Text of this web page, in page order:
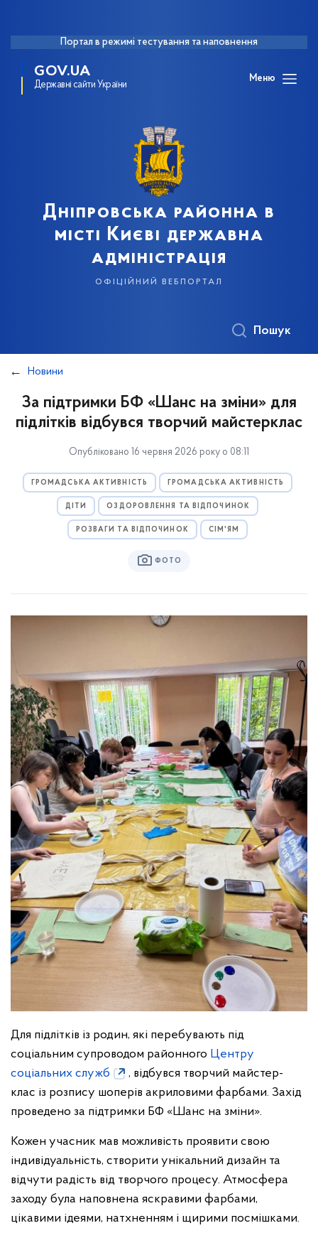
Портал в режимі тестування та наповнення
GOV.UA
Державні сайти України
Меню
Дніпровська районна в
місті Києві державна
адміністрація
офіційний вебпортал
Пошук
Новини
За підтримки БФ «Шанс на зміни» для
підлітків відбувся творчий майстерклас
Опубліковано 16 червня 2026 року о 08:11
ГРОМАДСЬКА АКТИВНІСТЬ ГРОМАДСЬКА АКТИВНІСТЬ
ДІТИ ОЗДОРОВЛЕННЯ ТА ВІДПОЧИНОК
РОЗВАГИ ТА ВІДПОЧИНОК СІМ'ЯМ
ФОТО
Для підлітків із родин, які перебувають під
соціальним супроводом районного Центру
соціальних служб
, відбувся творчий майстер-
клас із розпису шоперів акриловими фарбами. Захід
проведено за підтримки БФ «Шанс на зміни».
Кожен учасник мав можливість проявити свою
індивідуальність, створити унікальний дизайн та
відчути радість від творчого процесу. Атмосфера
заходу була наповнена яскравими фарбами,
цікавими ідеями, натхненням і щирими посмішками.